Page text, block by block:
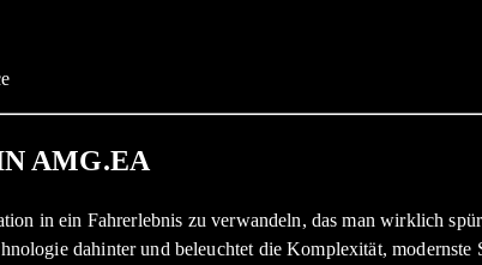
AMG.EA
in ein Fahrerlebnis zu verwandeln, das man wirklich
dahinter und beleuchtet die Komplexität,